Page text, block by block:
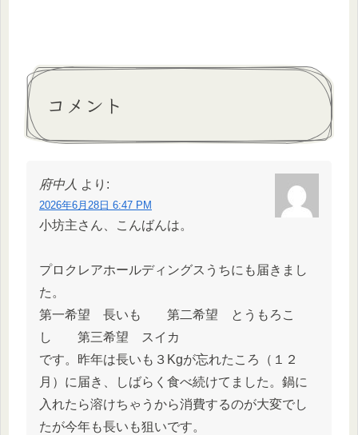
コメント
府中人 より:
2026年6月28日 6:47 PM
小坊主さん、こんばんは。
プロクレアホールディングスうちにも届きまし
た。
第一希望 長いも 第二希望 とうもろこ
し 第三希望 スイカ
です。昨年は長いも３Kgが忘れたころ（１２
月）に届き、しばらく食べ続けてました。鍋に
入れたら溶けちゃうから消費するのが大変でし
たが今年も長いも狙いです。